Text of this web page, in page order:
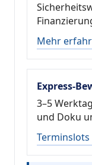
Mehr
Express-
3–5
und Doku